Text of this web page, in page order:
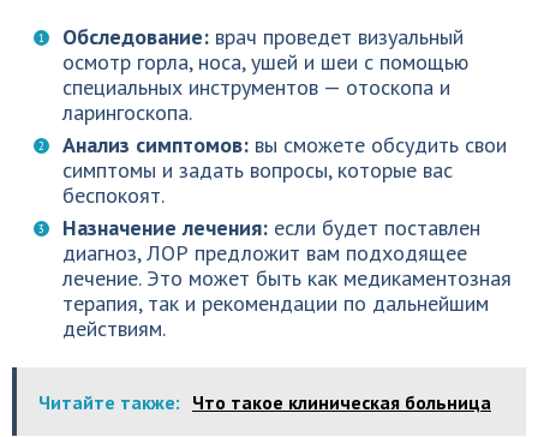
Обследование: врач проведет визуальный
осмотр горла, носа, ушей и шеи с помощью
специальных инструментов — отоскопа и
ларингоскопа.
Анализ симптомов: вы сможете обсудить свои
симптомы и задать вопросы, которые вас
беспокоят.
Назначение лечения: если будет поставлен
диагноз, ЛОР предложит вам подходящее
лечение. Это может быть как медикаментозная
терапия, так и рекомендации по дальнейшим
действиям.
Читайте также: Что такое клиническая больница